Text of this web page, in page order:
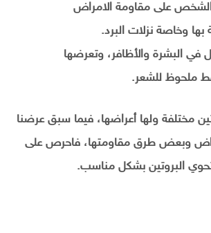
على مقاومة الامراض
بها وخاصة نزلات البرد.
البشرة والأظافر، وتعرضها
ملحوظ للشعر.
مختلفة ولها أعراضها، فيما سبق عرضنا
وبعض طرق مقاومتها، فاحرص على
تحوي البروتين بشكل مناسب.